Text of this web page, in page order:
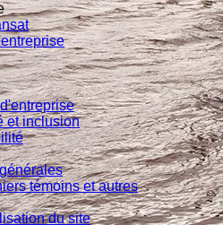
et inclusion
témoins et autres
du site